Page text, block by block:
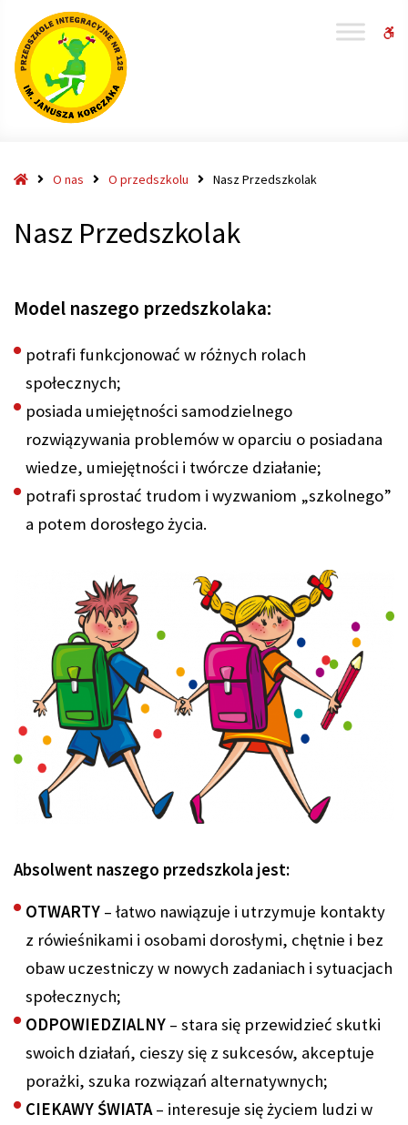
StronaO nas O przedszkolu Nasz Przedszkolak
Nasz Przedszkolak
Model naszego przedszkolaka:
potrafi funkcjonować w różnych rolach
społecznych;
posiada umiejętności samodzielnego
rozwiązywania problemów w oparciu o posiadana
wiedze, umiejętności i twórcze działanie;
potrafi sprostać trudom i wyzwaniom „szkolnego”
a potem dorosłego życia.
Absolwent naszego przedszkola jest:
OTWARTY – łatwo nawiązuje i utrzymuje kontakty
z rówieśnikami i osobami dorosłymi, chętnie i bez
obaw uczestniczy w nowych zadaniach i sytuacjach
społecznych;
ODPOWIEDZIALNY – stara się przewidzieć skutki
swoich działań, cieszy się z sukcesów, akceptuje
porażki, szuka rozwiązań alternatywnych;
CIEKAWY ŚWIATA– interesuje się życiem ludzi w